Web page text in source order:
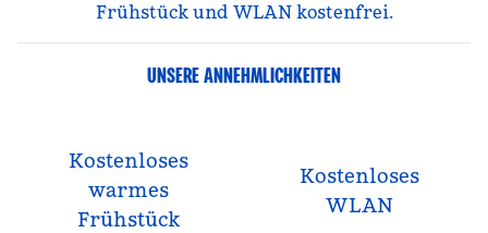
Frühstück und WLAN kostenfrei.
UNSERE ANNEHMLICHKEITEN
Kostenloses
warmes
Frühstück
Kostenloses
WLAN